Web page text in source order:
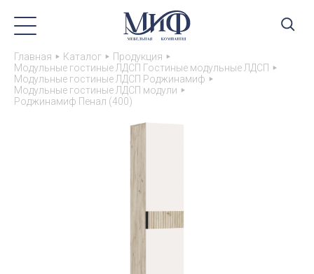
Главная Каталог
Продукция
Модульные гостиные ЛДСП Гостиные модульные ЛДСП
Модульные гостиные ЛДСП Роджинамиф
Модульные гостиные ЛДСП модули
Роджинамиф Пенал (400)